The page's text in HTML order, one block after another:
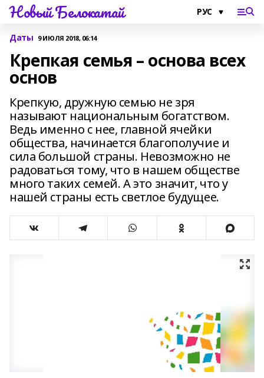
Новый Белокатай
Даты 9 ИЮЛЯ 2018, 06:14
Крепкая семья – основа всех
основ
Крепкую, дружную семью не зря
называют национальным богатством.
Ведь именно с нее, главной ячейки
общества, начинается благополучие и
сила большой страны. Невозможно не
радоваться тому, что в нашем обществе
много таких семей. А это значит, что у
нашей страны есть светлое будущее.